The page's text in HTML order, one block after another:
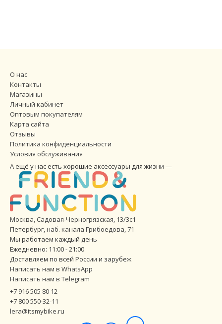
О нас
Контакты
Магазины
Личный кабинет
Оптовым покупателям
Карта сайта
Отзывы
Политика конфиденциальности
Условия обслуживания
А ещё у нас есть хорошие аксессуары для жизни —
Москва, Садовая-Черногрязская, 13/3с1
Петербург,наб. канала Грибоедова, 71
Мы работаем каждый день
Ежедневно: 11:00 - 21:00
Доставляем по всей России и зарубеж
Написать нам в WhatsApp
Написать нам в Telegram
+7 916 505 80 12
+7 800 550-32-11
lera@itsmybike.ru